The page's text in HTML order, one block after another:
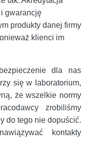
gwarancję
produkty danej firmy
klienci im
dla nas
się w laboratorium,
że wszelkie normy
zrobiliśmy
do tego nie dopuścić.
kontakty